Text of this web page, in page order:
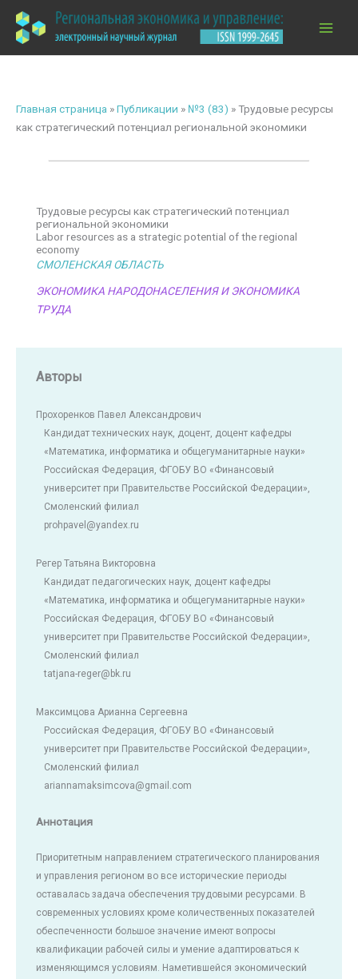
содержимому
Главная страница »Публикации » №3 (83) »Трудовые ресурсы
как стратегический потенциал региональной экономики
Трудовые ресурсы как стратегический потенциал
региональной экономики
Labor resources as a strategic potential of the regional
economy
СМОЛЕНСКАЯ ОБЛАСТЬ
ЭКОНОМИКА НАРОДОНАСЕЛЕНИЯ И ЭКОНОМИКА
ТРУДА
Авторы
Прохоренков Павел Александрович
Кандидат технических наук, доцент, доцент кафедры
«Математика, информатика и общегуманитарные науки»
Российская Федерация, ФГОБУ ВО «Финансовый
университет при Правительстве Российской Федерации»,
Смоленский филиал
prohpavel@yandex.ru
Регер Татьяна Викторовна
Кандидат педагогических наук, доцент кафедры
«Математика, информатика и общегуманитарные науки»
Российская Федерация, ФГОБУ ВО «Финансовый
университет при Правительстве Российской Федерации»,
Смоленский филиал
tatjana-reger@bk.ru
Максимцова Арианна Сергеевна
Российская Федерация, ФГОБУ ВО «Финансовый
университет при Правительстве Российской Федерации»,
Смоленский филиал
ariannamaksimcova@gmail.com
Аннотация
Приоритетным направлением стратегического планирования
и управления регионом во все исторические периоды
оставалась задача обеспечения трудовыми ресурсами. В
современных условиях кроме количественных показателей
обеспеченности большое значение имеют вопросы
квалификации рабочей силы и умение адаптироваться к
изменяющимся условиям. Наметившейся экономический